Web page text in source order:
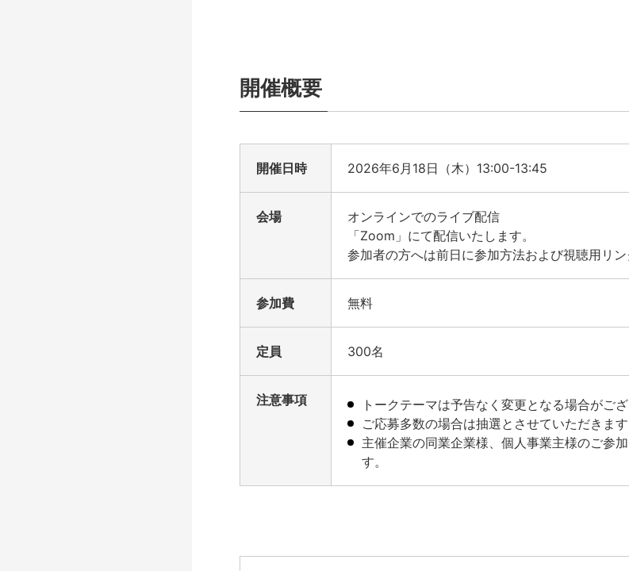
開催概要
開催日時 2026年6月18日（木）13:00-13:45
会場
オンラインでのライブ配信
「Zoom」にて配信いたします。
参加者の方へは前日に参加方法および視聴用リン
参加費 無料
定員 300名
注意事項
トークテーマは予告なく変更となる場合がご
ご応募多数の場合は抽選とさせていただきます
主催企業の同業企業様、個人事業主様のご参
す。